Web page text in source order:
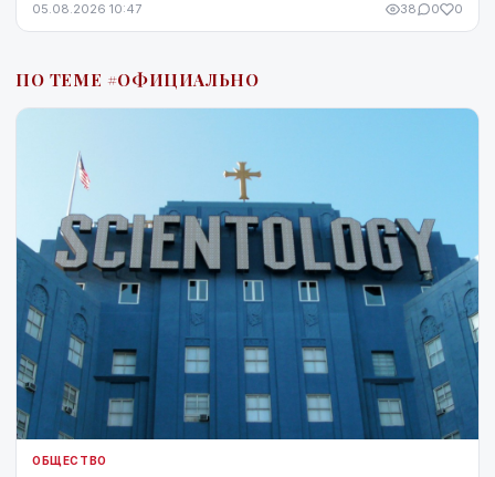
чувствительно.
05.08.2026 10:47 38 0 0
ПО ТЕМЕ #ОФИЦИАЛЬНО
ОБЩЕСТВО